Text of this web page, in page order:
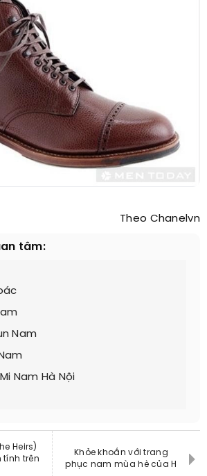
Theo Chanelvn
tâm:
Nam
Nam Hà Nội
Heirs)
tính trên
Khỏe khoắn với trang
phục nam mùa hè của H